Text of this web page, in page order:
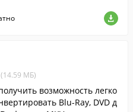
МБ)
возможность легко
Blu-Ray, DVD д